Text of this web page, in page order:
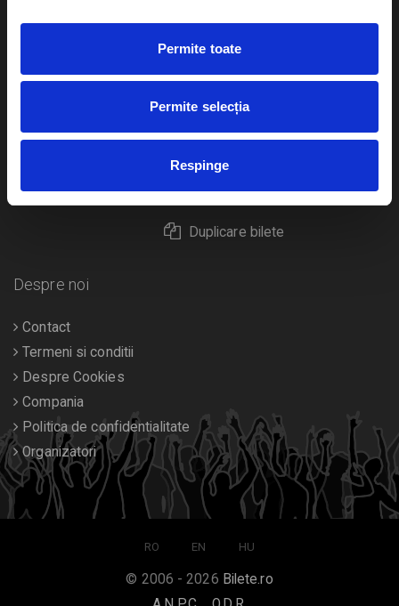
Permite toate
Permite selecția
Respinge
Plata online sau cash
eBilet printat acasa
Livrare prin curier
Duplicare bilete
Concerte si
Sport
Despre noi
Contact
Termeni si conditii
Despre Cookies
Compania
Politica de confidentialitate
Organizatori
RO EN HU
© 2006 - 2026 Bilete.ro